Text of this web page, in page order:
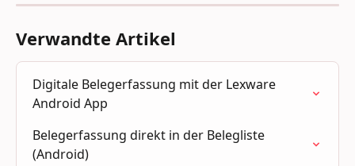
Verwandte Artikel
Digitale Belegerfassung mit der Lexware
Android App
Belegerfassung direkt in der Belegliste
(Android)